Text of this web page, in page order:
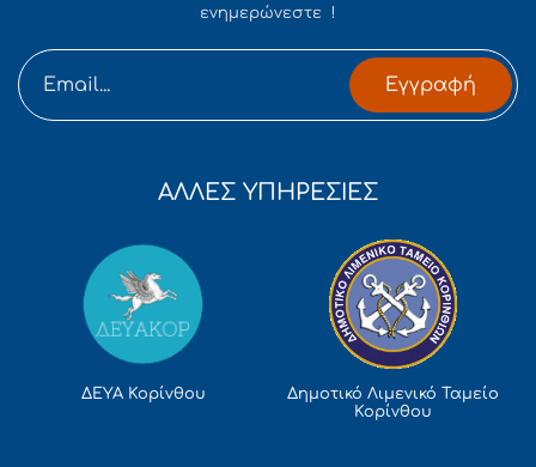
ενημερώνεστε !
Εγγραφή
ΑΛΛΕΣ ΥΠΗΡΕΣΙΕΣ
ΔΕΥΑ Κορίνθου
Δημοτικό Λιμενικό Ταμείο
Κορίνθου